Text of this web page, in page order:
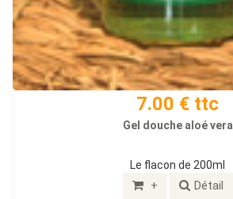
7.00 € ttc
Gel douche aloé vera
Le flacon de 200ml
+ Détail